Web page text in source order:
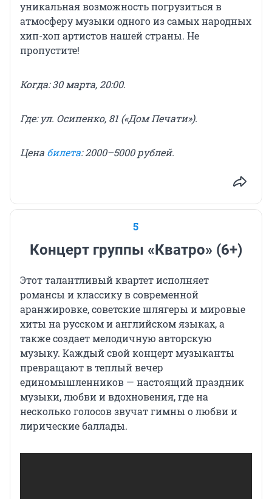
уникальная возможность погрузиться в
атмосферу музыки одного из самых народных
хип-хоп артистов нашей страны. Не
пропустите!
Когда: 30 марта, 20:00.
Где: ул. Осипенко, 81 («Дом Печати»).
Цена билета: 2000–5000 рублей.
5
Концерт группы «Кватро» (6+)
Этот талантливый квартет исполняет
романсы и классику в современной
аранжировке, советские шлягеры и мировые
хиты на русском и английском языках, а
также создает мелодичную авторскую
музыку. Каждый свой концерт музыканты
превращают в теплый вечер
единомышленников — настоящий праздник
музыки, любви и вдохновения, где на
несколько голосов звучат гимны о любви и
лирические баллады.